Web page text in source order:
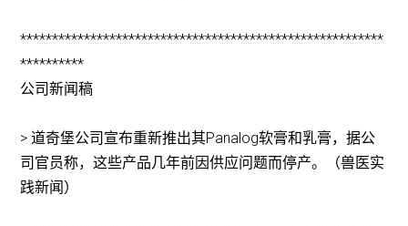
*********************************************************
**********
公司新闻稿
> 道奇堡公司宣布重新推出其Panalog软膏和乳膏，据公
司官员称，这些产品几年前因供应问题而停产。（兽医实
践新闻）